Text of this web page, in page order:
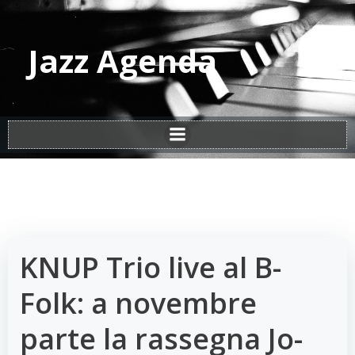
Vai
al
contenuto
Jazz Agenda
KNUP Trio live al B-
Folk: a novembre
parte la rassegna Jo-